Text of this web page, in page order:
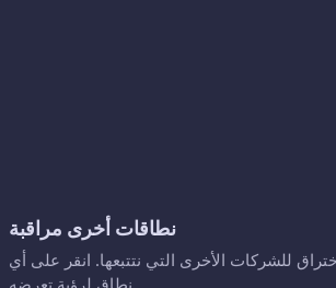
نطاقات أخرى مراقبة
للشركات الأخرى التي نتتبعها. انقر على أي